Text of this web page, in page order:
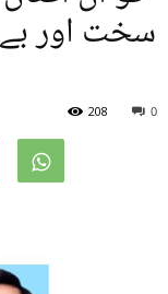
سخت اور بے
0
208